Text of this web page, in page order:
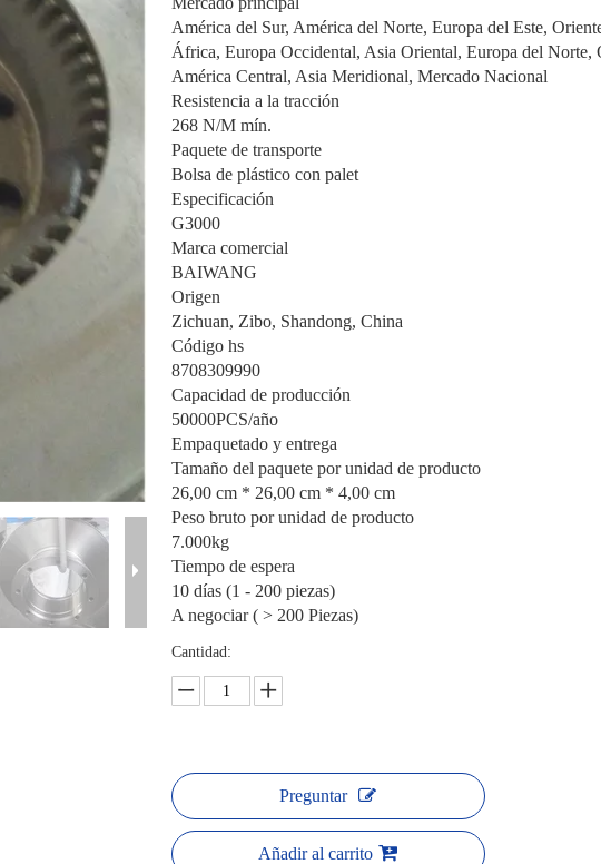
América del Sur, América del Norte, Europa del Este,
África, Europa Occidental, Asia Oriental, Europa del Norte,
América Central, Asia Meridional, Mercado Nacional
Resistencia a la tracción
268 N/M mín.
Paquete de transporte
Bolsa de plástico con palet
Especificación
G3000
Marca comercial
BAIWANG
Origen
Zichuan, Zibo, Shandong, China
Código hs
8708309990
Capacidad de producción
50000PCS/año
Empaquetado y entrega
Tamaño del paquete por unidad de producto
26,00 cm * 26,00 cm * 4,00 cm
Peso bruto por unidad de producto
7.000kg
Tiempo de espera
10 días (1 - 200 piezas)
A negociar ( > 200 Piezas)
Cantidad:
Preguntar
Añadir al carrito